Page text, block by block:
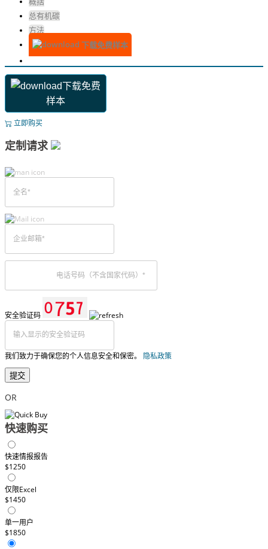
总有机碳
方法
下载免费样本
下载免费
样本
立即购买
定制请求
安全验证码
我们致力于确保您的个人信息安全和保密。 隐私政策
提交
OR
快速购买
快速情报报告
$1250
仅限Excel
$1450
单一用户
$1850